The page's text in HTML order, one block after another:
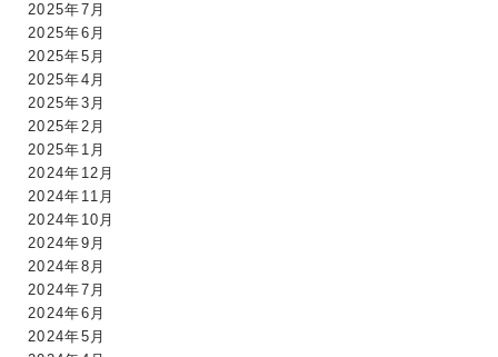
2025年7月
2025年6月
2025年5月
2025年4月
2025年3月
2025年2月
2025年1月
2024年12月
2024年11月
2024年10月
2024年9月
2024年8月
2024年7月
2024年6月
2024年5月